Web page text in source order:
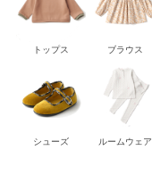
トップス ブラウス
シューズ ルームウェア